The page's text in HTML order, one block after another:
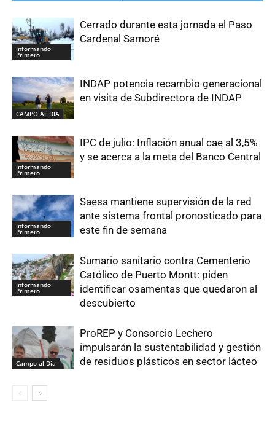
Informando
Primero
Cerrado durante esta jornada el Paso
Cardenal Samoré
CAMPO AL DIA
INDAP potencia recambio generacional
en visita de Subdirectora de INDAP
Informando
Primero
IPC de julio: Inflación anual cae al 3,5%
y se acerca a la meta del Banco Central
Informando
Primero
Saesa mantiene supervisión de la red
ante sistema frontal pronosticado para
este fin de semana
Informando
Primero
Sumario sanitario contra Cementerio
Católico de Puerto Montt: piden
identificar osamentas que quedaron al
descubierto
Campo al Día
ProREP y Consorcio Lechero
impulsarán la sustentabilidad y gestión
de residuos plásticos en sector lácteo